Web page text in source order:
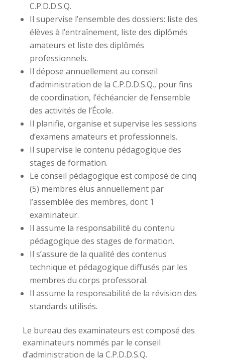
C.P.D.D.S.Q.
Il supervise l’ensemble des dossiers: liste des
élèves à l’entraînement, liste des diplômés
amateurs et liste des diplômés
professionnels.
Il dépose annuellement au conseil
d’administration de la C.P.D.D.S.Q., pour fins
de coordination, l’échéancier de l’ensemble
des activités de l’École.
Il planifie, organise et supervise les sessions
d’examens amateurs et professionnels.
Il supervise le contenu pédagogique des
stages de formation.
Le conseil pédagogique est composé de cinq
(5) membres élus annuellement par
l’assemblée des membres, dont 1
examinateur.
Il assume la responsabilité du contenu
pédagogique des stages de formation.
Il s’assure de la qualité des contenus
technique et pédagogique diffusés par les
membres du corps professoral.
Il assume la responsabilité de la révision des
standards utilisés.
Le bureau des examinateurs est composé des
examinateurs nommés par le conseil
d’administration de la C.P.D.D.S.Q.